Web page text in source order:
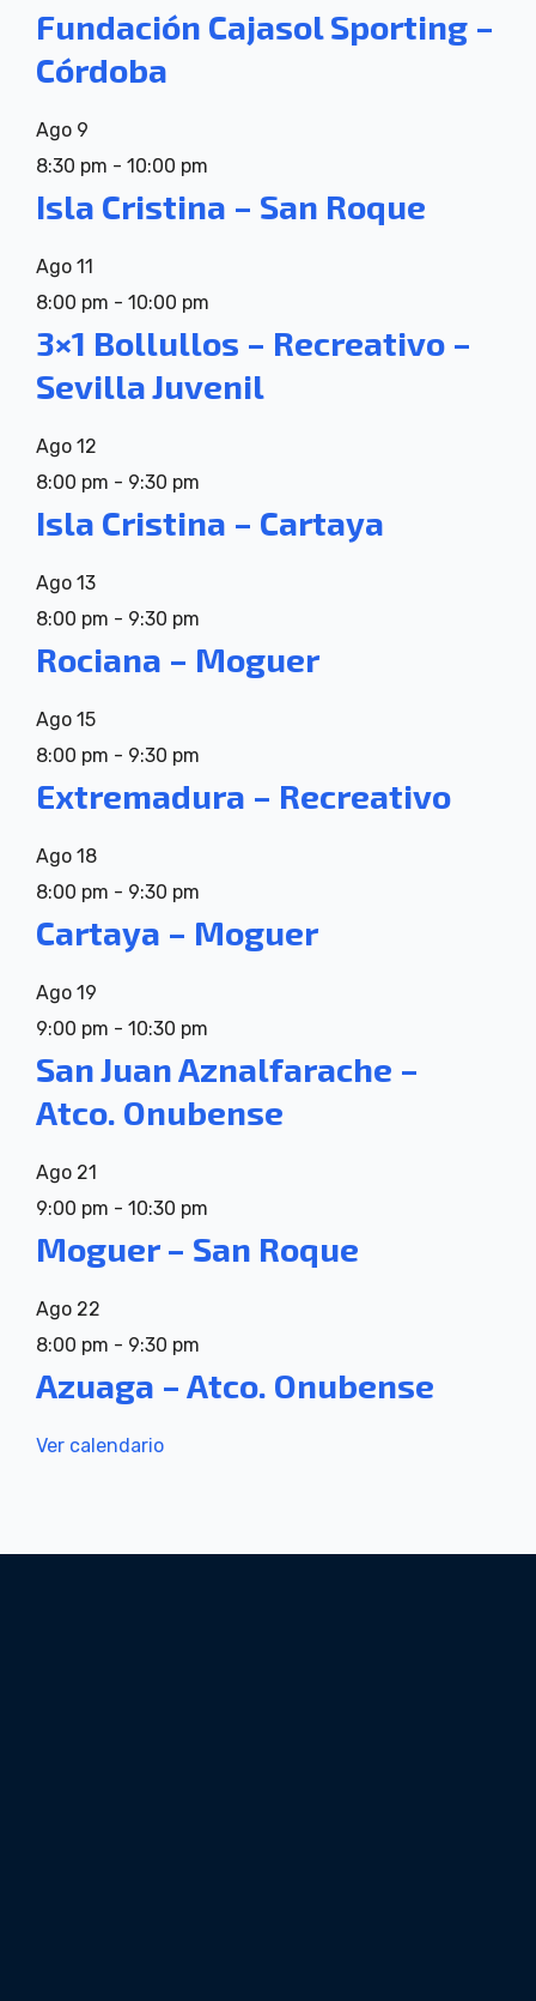
Fundación Cajasol Sporting –
Córdoba
Ago 9
8:30 pm - 10:00 pm
Isla Cristina – San Roque
Ago 11
8:00 pm - 10:00 pm
3×1 Bollullos – Recreativo –
Sevilla Juvenil
Ago 12
8:00 pm - 9:30 pm
Isla Cristina – Cartaya
Ago 13
8:00 pm - 9:30 pm
Rociana – Moguer
Ago 15
8:00 pm - 9:30 pm
Extremadura – Recreativo
Ago 18
8:00 pm - 9:30 pm
Cartaya – Moguer
Ago 19
9:00 pm - 10:30 pm
San Juan Aznalfarache –
Atco. Onubense
Ago 21
9:00 pm - 10:30 pm
Moguer – San Roque
Ago 22
8:00 pm - 9:30 pm
Azuaga – Atco. Onubense
Ver calendario